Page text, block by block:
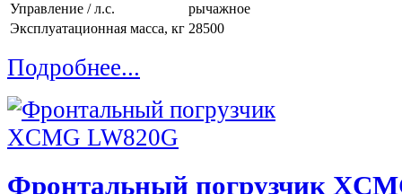
Управление / л.с.
рычажное
Эксплуатационная масса, кг 28500
Подробнее...
Фронтальный погрузчик